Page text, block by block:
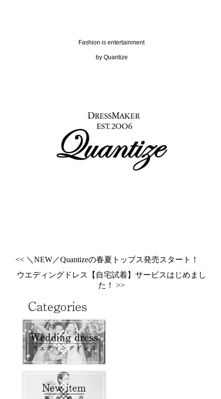
Fashion is entertainment
by Quantize
<< ＼NEW／Quantizeの春夏トップス発売スタート！
ウエディングドレス【自宅試着】サービスはじめまし
た！ >>